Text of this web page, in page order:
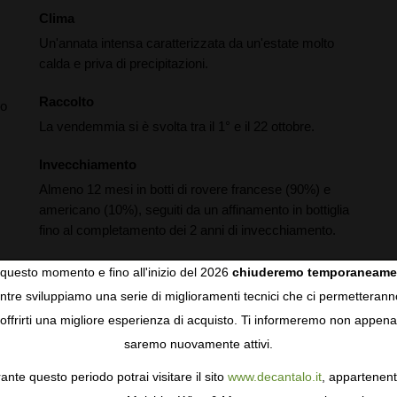
Clima
Un'annata intensa caratterizzata da un'estate molto
calda e priva di precipitazioni.
Raccolto
La vendemmia si è svolta tra il 1° e il 22 ottobre.
Invecchiamento
Almeno 12 mesi in botti di rovere francese (90%) e
americano (10%), seguiti da un affinamento in bottiglia
fino al completamento dei 2 anni di invecchiamento.
COOKIES
come i cookie per personalizzare e mejorar la tua
sulla privacy
per saperne di più, o gestisci le tue
Consenso.
momento e fino all'inizio del 2026 chiuderemo
sviluppiamo una serie di miglioramenti tecnici che ci
offrirti una migliore esperienza di acquisto. Ti informeremo non appena
saremo nuovamente attivi.
questo periodo potrai visitare il sito www.decantalo.it,